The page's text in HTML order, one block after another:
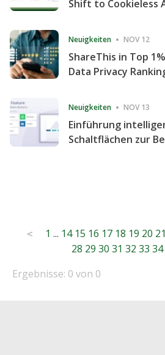
Shift to Cookieless
Neuigkeiten NOV 12
ShareThis in Top
Data Privacy
Neuigkeiten NOV 13
Einführung
Schaltflächen zur
Posts
pagination
< 1 ... 14 15 16 17 18 19 20 21
28 29 30 31 32 33 34
Ergebnisse: 0 von 0